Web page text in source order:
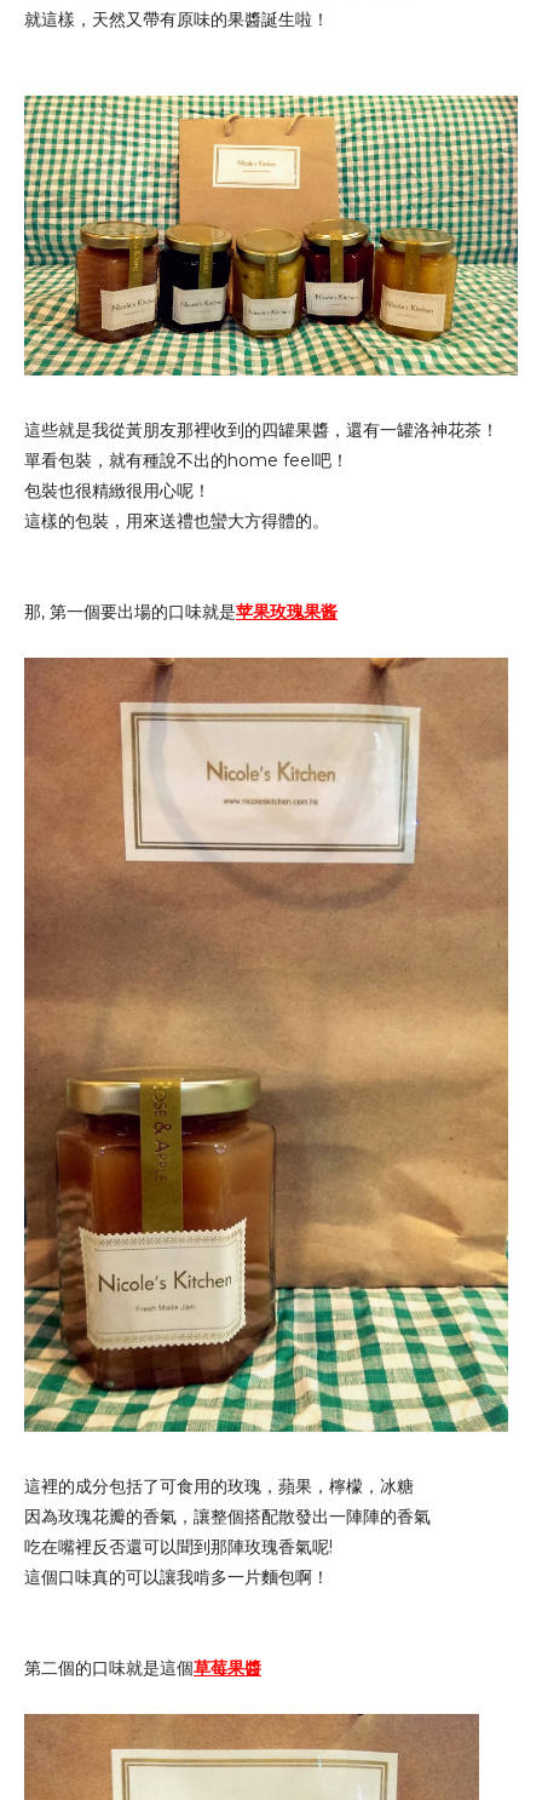
就這樣，天然又帶有原味的果醬誕生啦！
這些就是我從黃朋友那裡收到的四罐果醬，還有一罐洛神花茶！
單看包裝，就有種說不出的home feel吧！
包裝也很精緻很用心呢！
這樣的包裝，用來送禮也蠻大方得體的。
那, 第一個要出場的口味就是苹果玫瑰果酱
這裡的成分包括了可食用的玫瑰，蘋果，檸檬，冰糖
因為玫瑰花瓣的香氣，讓整個搭配散發出一陣陣的香氣
吃在嘴裡反否還可以聞到那陣玫瑰香氣呢!
這個口味真的可以讓我啃多一片麵包啊！
第二個的口味就是這個草莓果醬